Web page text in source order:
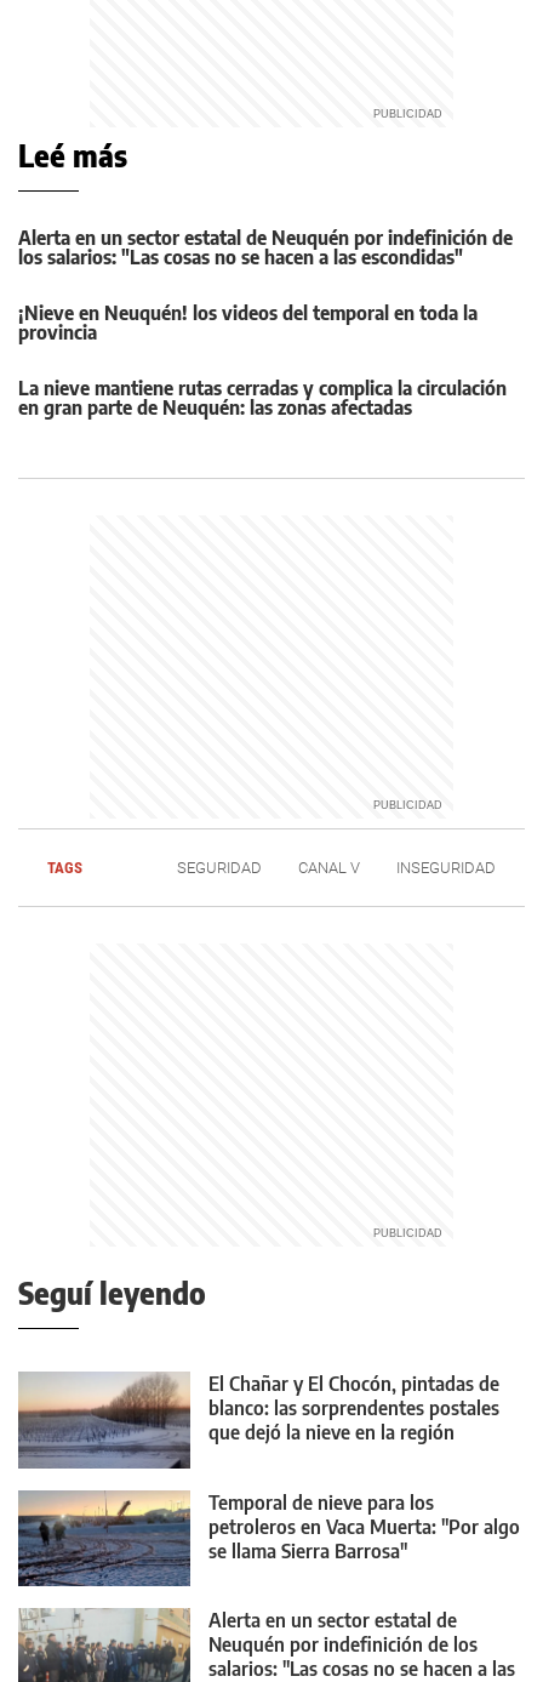
Leé más
Alerta en un sector estatal de Neuquén por indefinición de
los salarios: "Las cosas no se hacen a las escondidas"
¡Nieve en Neuquén! los videos del temporal en toda la
provincia
La nieve mantiene rutas cerradas y complica la circulación
en gran parte de Neuquén: las zonas afectadas
TAGS SEGURIDAD CANAL V INSEGURIDAD
Seguí leyendo
El Chañar y El Chocón, pintadas de
blanco: las sorprendentes postales
que dejó la nieve en la región
Temporal de nieve para los
petroleros en Vaca Muerta: "Por algo
se llama Sierra Barrosa"
Alerta en un sector estatal de
Neuquén por indefinición de los
salarios: "Las cosas no se hacen a las